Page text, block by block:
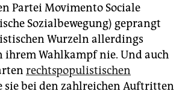
Partei Movimento Sociale
Sozialbewegung) geprangt
Wurzeln allerdings
ihrem Wahlkampf nie. Und auch
rechtspopulistischen
sie bei den zahlreichen Auftritten